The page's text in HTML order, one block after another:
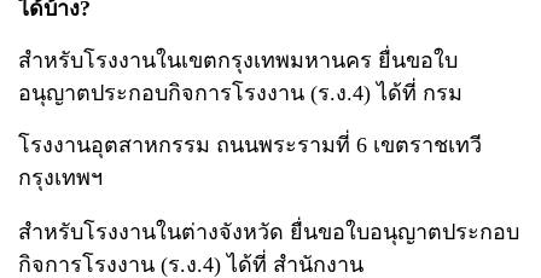
ได้บ้าง?
สำหรับโรงงานในเขตกรุงเทพมหานคร ยื่นขอใบ
อนุญาตประกอบกิจการโรงงาน (ร.ง.4) ได้ที่ กรม
โรงงานอุตสาหกรรม ถนนพระรามที่ 6 เขตราชเทวี
กรุงเทพฯ
สำหรับโรงงานในต่างจังหวัด ยื่นขอใบอนุญาตประกอบ
กิจการโรงงาน (ร.ง.4) ได้ที่ สำนักงาน